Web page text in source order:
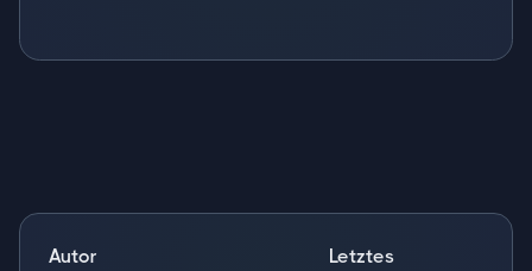
Autor
Letztes